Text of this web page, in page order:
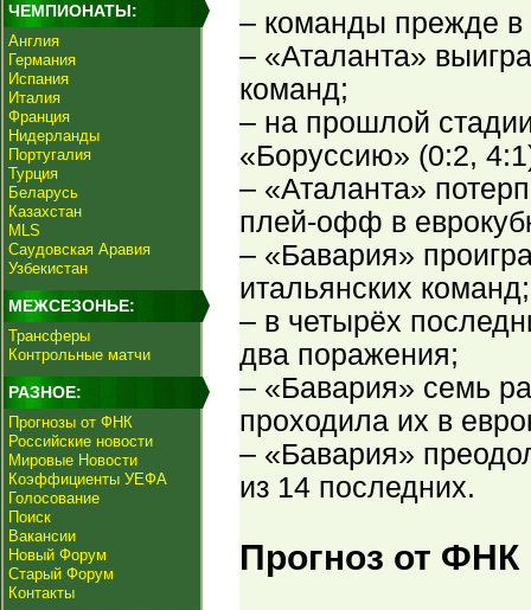
ЧЕМПИОНАТЫ:
Англия
Германия
Испания
Италия
Франция
Нидерланды
Португалия
Турция
Беларусь
Казахстан
MLS
Саудовская Аравия
Узбекистан
МЕЖСЕЗОНЬЕ:
Трансферы
Контрольные матчи
РАЗНОЕ:
Прогнозы от ФНК
Российские новости
Мировые Новости
Коэффициенты УЕФА
Голосование
Поиск
Вакансии
Новый Форум
Старый Форум
Контакты
– команды прежде в
– «Аталанта»
команд;
– на прошлой
«Боруссию» (0:2,
– «Аталанта»
плей-офф в
– «Бавария»
итальянских команд;
– в четырёх
два поражения;
– «Бавария» семь
проходила их в
– «Бавария»
из 14 последних.
Прогноз от ФНК